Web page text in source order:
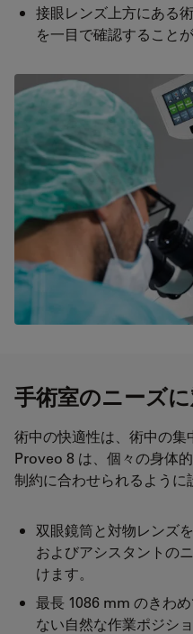
接眼レンズ上方にある
を一目で確認することが
手術室のニーズ
術中の快適性は、術中の集
Proveo 8 は、個々の身体
制約に合わせられるように
双眼鏡筒と対物レンズ
およびアシスタントの
けます。
最長 1086 mm のきわ
ない自然な作業ポジシ